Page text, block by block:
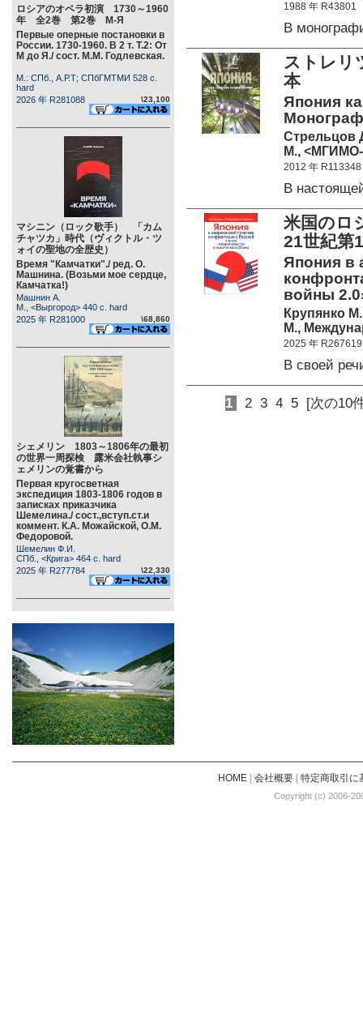
ロシアのオペラ初演 1730～1960
年 全2巻 第2巻 М-Я
Первые оперные постановки в
России. 1730-1960. В 2 т. Т.2: От
М до Я./ сост. М.М. Годлевская.
М.: СПб., А.Р.Т; СПбГМТМИ 528 c.
hard
2026 年 R281088
\23,100
マシニン（ロック歌手） 「カム
チャツカ」時代（ヴィクトル・ツ
ォイの聖地の全歴史）
Время "Камчатки"./ ред. О.
Машнина. (Возьми мое сердце,
Камчатка!)
Машнин А.
М., <Выргород> 440 c. hard
2025 年 R281000
\68,860
シェメリン 1803～1806年の最初
の世界一周探検 露米会社執事シ
ェメリンの覚書から
Первая кругосветная
экспедиция 1803-1806 годов в
записках приказчика
Шемелина./ сост.,вступ.ст.и
коммент. К.А. Можайской, О.М.
Федоровой.
Шемелин Ф.И.
СПб., <Крига> 464 c. hard
2025 年 R277784
\22,330
1988 年 R43801
В
ストレリ
本
Япония
Стрельцов
М., <МГИМО-
2012 年 R113348
В
米国のロ
21世紀第
Япония в
войны
Крупянко
М.,
2025 年 R267619
В своей
1 2 3 4 5 [次の10
HOME| 会社概要| 特定商取引に
Copyright (c) 2006-